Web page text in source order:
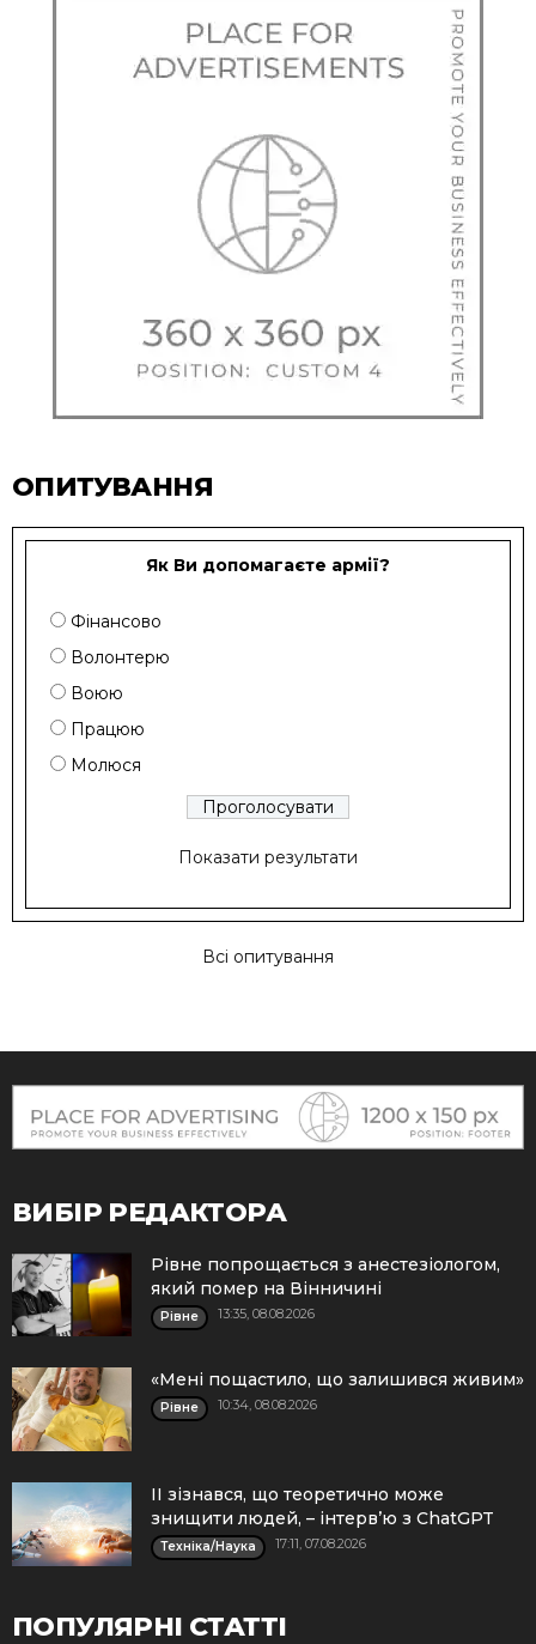
ОПИТУВАННЯ
Як Ви допомагаєте армії?
Фінансово
Волонтерю
Воюю
Працюю
Молюся
Показати результати
Всі опитування
ВИБІР РЕДАКТОРА
Рівне попрощається з анестезіологом,
який помер на Вінничині
Рівне 13:35, 08.08.2026
«Мені пощастило, що залишився живим»
Рівне 10:34, 08.08.2026
ІІ зізнався, що теоретично може
знищити людей, – інтерв’ю з ChatGPT
Техніка/Наука 17:11, 07.08.2026
ПОПУЛЯРНІ СТАТТІ